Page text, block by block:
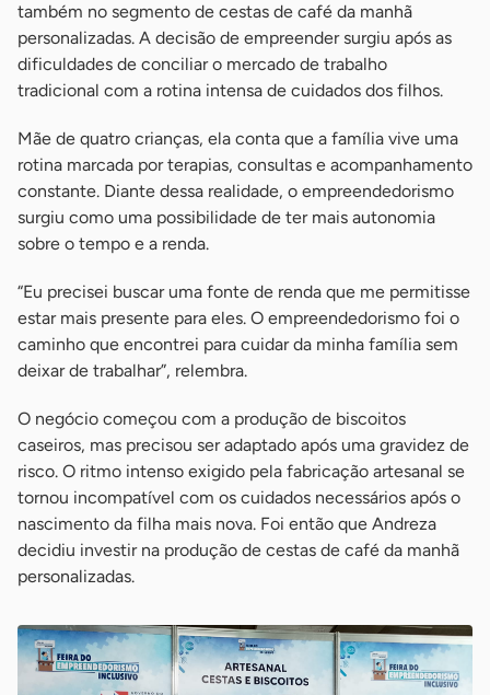
também no segmento de cestas de café da manhã
personalizadas. A decisão de empreender surgiu após as
dificuldades de conciliar o mercado de trabalho
tradicional com a rotina intensa de cuidados dos filhos.
Mãe de quatro crianças, ela conta que a família vive uma
rotina marcada por terapias, consultas e acompanhamento
constante. Diante dessa realidade, o empreendedorismo
surgiu como uma possibilidade de ter mais autonomia
sobre o tempo e a renda.
“Eu precisei buscar uma fonte de renda que me permitisse
estar mais presente para eles. O empreendedorismo foi o
caminho que encontrei para cuidar da minha família sem
deixar de trabalhar”, relembra.
O negócio começou com a produção de biscoitos
caseiros, mas precisou ser adaptado após uma gravidez de
risco. O ritmo intenso exigido pela fabricação artesanal se
tornou incompatível com os cuidados necessários após o
nascimento da filha mais nova. Foi então que Andreza
decidiu investir na produção de cestas de café da manhã
personalizadas.